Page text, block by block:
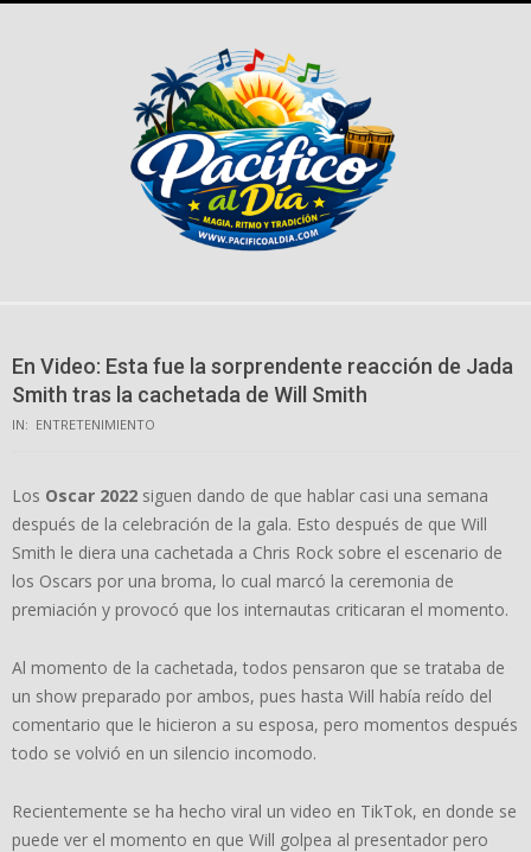
En Video: Esta fue la sorprendente reacción de Jada
Smith tras la cachetada de Will Smith
IN: ENTRETENIMIENTO
Los Oscar 2022 siguen dando de que hablar casi una semana
después de la celebración de la gala. Esto después de que Will
Smith le diera una cachetada a Chris Rock sobre el escenario de
los Oscars por una broma, lo cual marcó la ceremonia de
premiación y provocó que los internautas criticaran el momento.
Al momento de la cachetada, todos pensaron que se trataba de
un show preparado por ambos, pues hasta Will había reído del
comentario que le hicieron a su esposa, pero momentos después
todo se volvió en un silencio incomodo.
Recientemente se ha hecho viral un video en TikTok, en donde se
puede ver el momento en que Will golpea al presentador pero